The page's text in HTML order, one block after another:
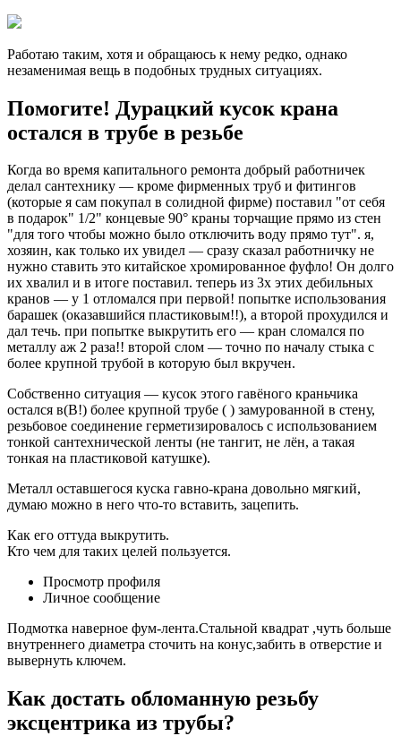
Работаю таким, хотя и обращаюсь к нему редко, однако
незаменимая вещь в подобных трудных ситуациях.
Помогите! Дурацкий кусок крана
остался в трубе в резьбе
Когда во время капитального ремонта добрый работничек
делал сантехнику — кроме фирменных труб и фитингов
(которые я сам покупал в солидной фирме) поставил "от себя
в подарок" 1/2" концевые 90° краны торчащие прямо из стен
"для того чтобы можно было отключить воду прямо тут". я,
хозяин, как только их увидел — сразу сказал работничку не
нужно ставить это китайское хромированное фуфло! Он долго
их хвалил и в итоге поставил. теперь из 3х этих дебильных
кранов — у 1 отломался при первой! попытке использования
барашек (оказавшийся пластиковым!!), а второй прохудился и
дал течь. при попытке выкрутить его — кран сломался по
металлу аж 2 раза!! второй слом — точно по началу стыка с
более крупной трубой в которую был вкручен.
Собственно ситуация — кусок этого гавёного краньчика
остался в(В!) более крупной трубе ( ) замурованной в стену,
резьбовое соединение герметизировалось с использованием
тонкой сантехнической ленты (не тангит, не лён, а такая
тонкая на пластиковой катушке).
Металл оставшегося куска гавно-крана довольно мягкий,
думаю можно в него что-то вставить, зацепить.
Как его оттуда выкрутить.
Кто чем для таких целей пользуется.
Просмотр профиля
Личное сообщение
Подмотка наверное фум-лента.Стальной квадрат ,чуть больше
внутреннего диаметра сточить на конус,забить в отверстие и
вывернуть ключем.
Как достать обломанную резьбу
эксцентрика из трубы?